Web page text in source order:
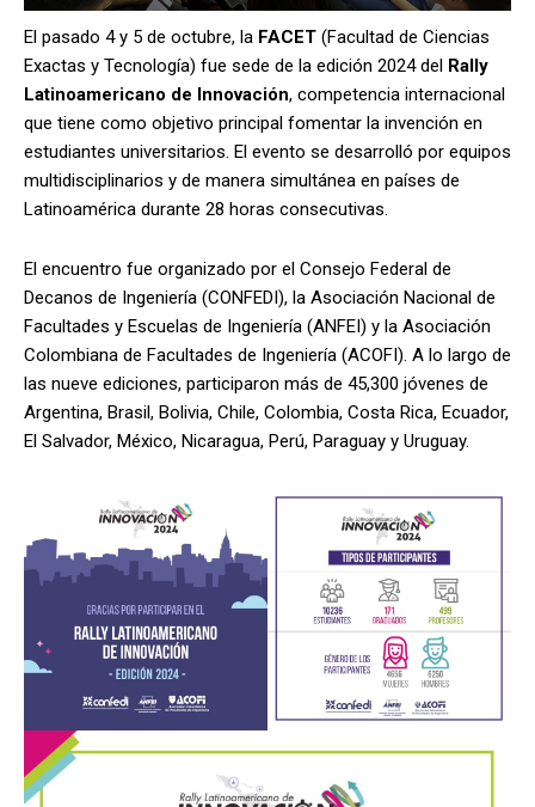
El pasado 4 y 5 de octubre, la FACET (Facultad de Ciencias
Exactas y Tecnología) fue sede de la edición 2024 del Rally
Latinoamericano de Innovación, competencia internacional
que tiene como objetivo principal fomentar la invención en
estudiantes universitarios. El evento se desarrolló por equipos
multidisciplinarios y de manera simultánea en países de
Latinoamérica durante 28 horas consecutivas.
El encuentro fue organizado por el Consejo Federal de
Decanos de Ingeniería (CONFEDI), la Asociación Nacional de
Facultades y Escuelas de Ingeniería (ANFEI) y la Asociación
Colombiana de Facultades de Ingeniería (ACOFI). A lo largo de
las nueve ediciones, participaron más de 45,300 jóvenes de
Argentina, Brasil, Bolivia, Chile, Colombia, Costa Rica, Ecuador,
El Salvador, México, Nicaragua, Perú, Paraguay y Uruguay.